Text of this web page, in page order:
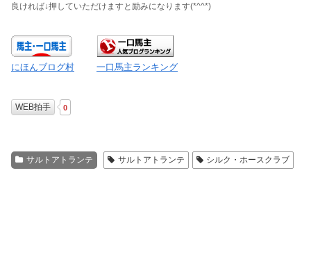
良ければ↓押していただけますと励みになります(*^^*)
にほんブログ村 一口馬主ランキング
WEB拍手 0
サルトアトランテ サルトアトランテ シルク・ホースクラブ